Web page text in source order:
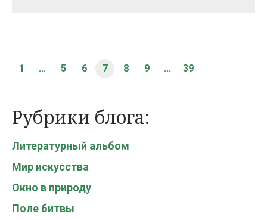
1 ... 5 6 7 8 9 ... 39
Рубрики блога:
Литературный альбом
Мир искусства
Окно в природу
Поле битвы